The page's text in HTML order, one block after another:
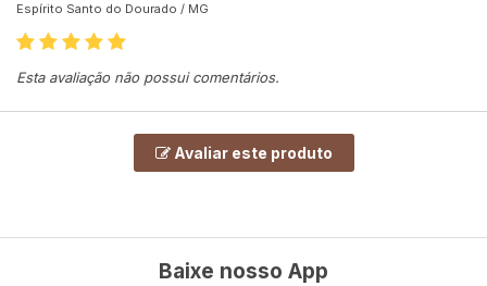
Espírito Santo do Dourado / MG
Esta avaliação não possui comentários.
Avaliar este produto
Baixe nosso App